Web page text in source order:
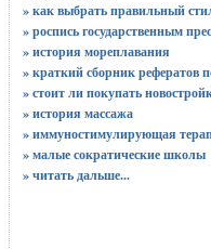
» как выбрать правильный
» роспись государственным
» история мореплавания
» краткий сборник рефератов
» стоит ли покупать
» история массажа
» иммуностимулирующая
» малые сократические школы
»читать дальше...